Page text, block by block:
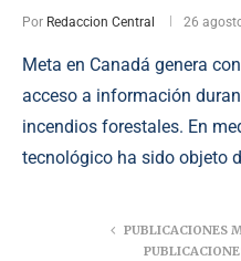
Por Redaccion Central 26
Meta en Canadá genera
acceso a información
incendios forestales. En
tecnológico ha sido objeto
PUBLICACIONES